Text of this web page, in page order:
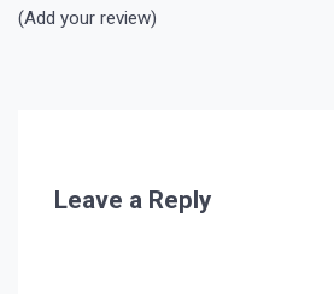
(Add your review)
Leave a Reply